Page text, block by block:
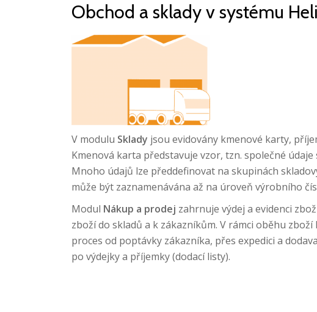
Obchod a sklady v systému
V modulu Sklady jsou evidovány kmenové karty,
Kmenová karta představuje vzor, tzn. společné
Mnoho údajů lze předdefinovat na skupinách
může být zaznamenávána až na úroveň výrobního
Modul Nákup a prodej zahrnuje výdej a evidenci
zboží do skladů a k zákazníkům. V rámci oběhu
proces od poptávky zákazníka, přes expedici a
po výdejky a příjemky (dodací listy).